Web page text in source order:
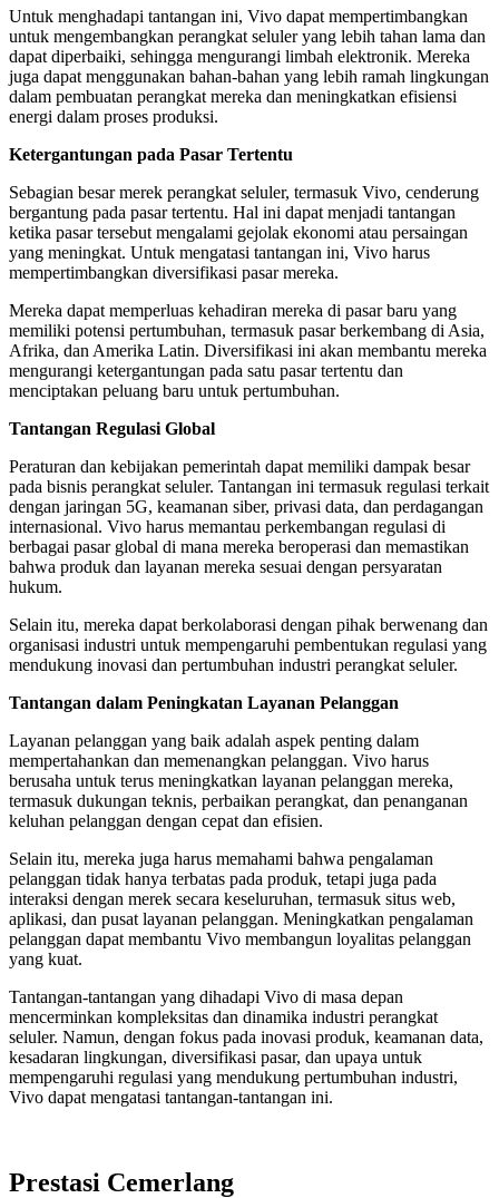
Untuk menghadapi tantangan ini, Vivo dapat mempertimbangkan
untuk mengembangkan perangkat seluler yang lebih tahan lama dan
dapat diperbaiki, sehingga mengurangi limbah elektronik. Mereka
juga dapat menggunakan bahan-bahan yang lebih ramah lingkungan
dalam pembuatan perangkat mereka dan meningkatkan efisiensi
energi dalam proses produksi.
Ketergantungan pada Pasar Tertentu
Sebagian besar merek perangkat seluler, termasuk Vivo, cenderung
bergantung pada pasar tertentu. Hal ini dapat menjadi tantangan
ketika pasar tersebut mengalami gejolak ekonomi atau persaingan
yang meningkat. Untuk mengatasi tantangan ini, Vivo harus
mempertimbangkan diversifikasi pasar mereka.
Mereka dapat memperluas kehadiran mereka di pasar baru yang
memiliki potensi pertumbuhan, termasuk pasar berkembang di Asia,
Afrika, dan Amerika Latin. Diversifikasi ini akan membantu mereka
mengurangi ketergantungan pada satu pasar tertentu dan
menciptakan peluang baru untuk pertumbuhan.
Tantangan Regulasi Global
Peraturan dan kebijakan pemerintah dapat memiliki dampak besar
pada bisnis perangkat seluler. Tantangan ini termasuk regulasi terkait
dengan jaringan 5G, keamanan siber, privasi data, dan perdagangan
internasional. Vivo harus memantau perkembangan regulasi di
berbagai pasar global di mana mereka beroperasi dan memastikan
bahwa produk dan layanan mereka sesuai dengan persyaratan
hukum.
Selain itu, mereka dapat berkolaborasi dengan pihak berwenang dan
organisasi industri untuk mempengaruhi pembentukan regulasi yang
mendukung inovasi dan pertumbuhan industri perangkat seluler.
Tantangan dalam Peningkatan Layanan Pelanggan
Layanan pelanggan yang baik adalah aspek penting dalam
mempertahankan dan memenangkan pelanggan. Vivo harus
berusaha untuk terus meningkatkan layanan pelanggan mereka,
termasuk dukungan teknis, perbaikan perangkat, dan penanganan
keluhan pelanggan dengan cepat dan efisien.
Selain itu, mereka juga harus memahami bahwa pengalaman
pelanggan tidak hanya terbatas pada produk, tetapi juga pada
interaksi dengan merek secara keseluruhan, termasuk situs web,
aplikasi, dan pusat layanan pelanggan. Meningkatkan pengalaman
pelanggan dapat membantu Vivo membangun loyalitas pelanggan
yang kuat.
Tantangan-tantangan yang dihadapi Vivo di masa depan
mencerminkan kompleksitas dan dinamika industri perangkat
seluler. Namun, dengan fokus pada inovasi produk, keamanan data,
kesadaran lingkungan, diversifikasi pasar, dan upaya untuk
mempengaruhi regulasi yang mendukung pertumbuhan industri,
Vivo dapat mengatasi tantangan-tantangan ini.
Prestasi Cemerlang